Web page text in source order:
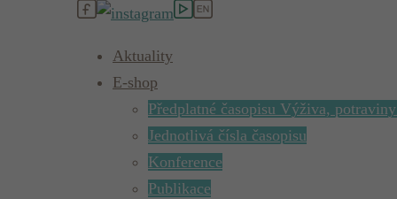
Aktuality
E-shop
Předplatné časopisu Výživa,
Jednotlivá čísla časopisu
Konference
Publikace